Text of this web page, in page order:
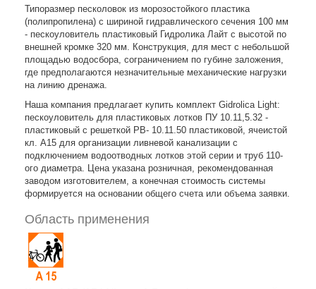
Типоразмер песколовок из морозостойкого пластика
(полипропилена) с шириной гидравлического сечения 100 мм
- пескоуловитель пластиковый Гидролика Лайт с высотой по
внешней кромке 320 мм. Конструкция, для мест с небольшой
площадью водосбора, сограничением по губине заложения,
где предполагаются незначительные механические нагрузки
на линию дренажа.
Наша компания предлагает купить комплект Gidrolica Light:
пескоуловитель для пластиковых лотков ПУ 10.11,5.32 -
пластиковый с решеткой РВ- 10.11.50 пластиковой, ячеистой
кл. A15 для организации ливневой канализации с
подключением водоотводных лотков этой серии и труб 110-
ого диаметра. Цена указана розничная, рекомендованная
заводом изготовителем, а конечная стоимость системы
формируется на основании общего счета или объема заявки.
Область применения